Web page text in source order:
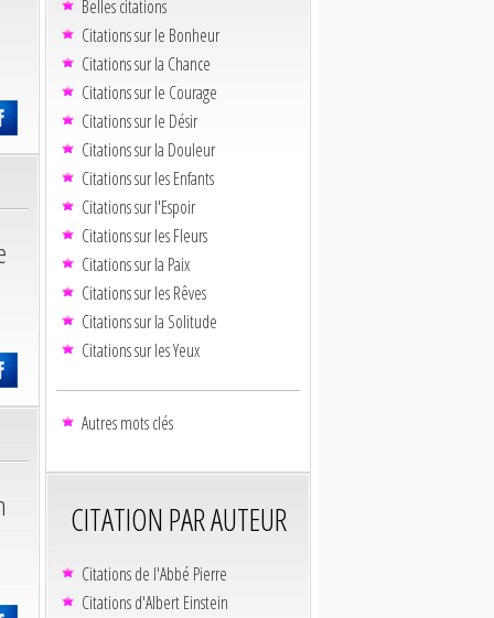
Belles citations
Citations sur le Bonheur
Citations sur la Chance
Citations sur le Courage
Citations sur le Désir
Citations sur la Douleur
Citations sur les Enfants
Citations sur l'Espoir
Citations sur les Fleurs
Citations sur la Paix
Citations sur les Rêves
Citations sur la Solitude
Citations sur les Yeux
Autres mots clés
CITATION PAR AUTEUR
Citations de l'Abbé Pierre
Citations d'Albert Einstein